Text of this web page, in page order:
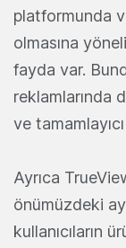
platformunda
olmasına
fayda var.
reklamlarında
ve
Ayrıca
önümüzdeki
kullanıcıların